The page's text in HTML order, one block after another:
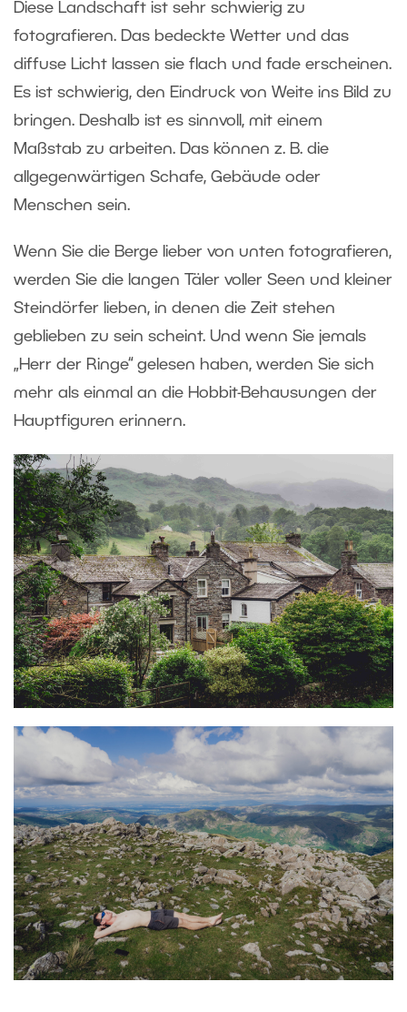
Diese Landschaft ist sehr schwierig zu
fotografieren. Das bedeckte Wetter und das
diffuse Licht lassen sie flach und fade erscheinen.
Es ist schwierig, den Eindruck von Weite ins Bild zu
bringen. Deshalb ist es sinnvoll, mit einem
Maßstab zu arbeiten. Das können z. B. die
allgegenwärtigen Schafe, Gebäude oder
Menschen sein.
Wenn Sie die Berge lieber von unten fotografieren,
werden Sie die langen Täler voller Seen und kleiner
Steindörfer lieben, in denen die Zeit stehen
geblieben zu sein scheint. Und wenn Sie jemals
„Herr der Ringe“ gelesen haben, werden Sie sich
mehr als einmal an die Hobbit-Behausungen der
Hauptfiguren erinnern.